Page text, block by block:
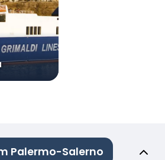
Palermo-Salerno